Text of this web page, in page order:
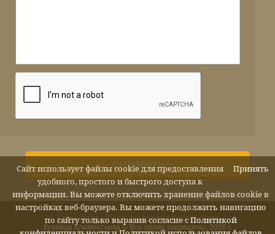
ОТПРАВИТЬ
Кузница Клементьева © Все права защищены, 2026 г.
Карта сайта Политика конфиденциальности
Принять
Сайт использует файлы cookie для предоставления
удобного, простого и быстрого доступа к
информации. Вы можете отключить хранение файлов cookie в
настройках веб-браузера. Вы можете продолжить навигацию
по сайту только выразив согласие с Политикой